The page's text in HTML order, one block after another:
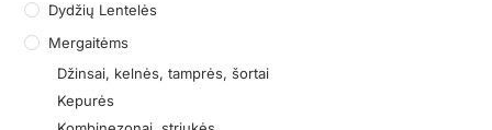
Dydžių Lentelės
Mergaitėms
Džinsai, kelnės, tamprės, šortai
Kepurės